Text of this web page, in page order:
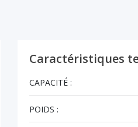
Caractéristiques
CAPACITÉ :
POIDS :